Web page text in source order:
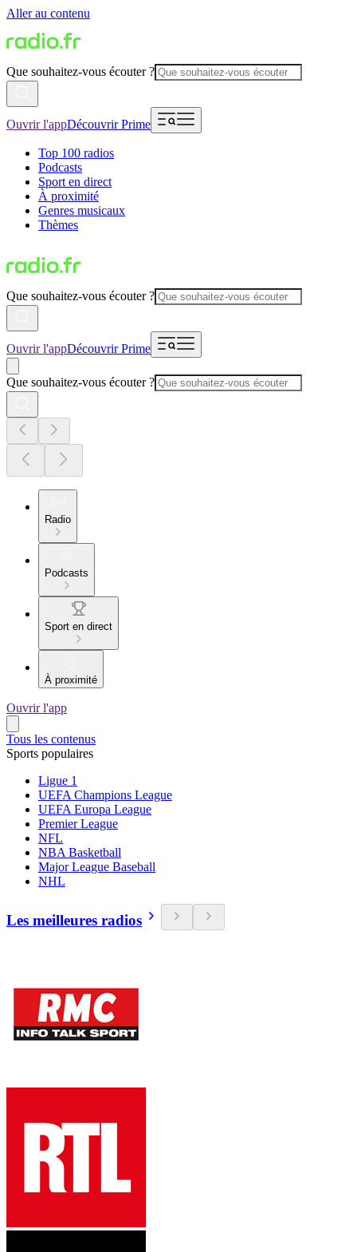
Aller au contenu
Que souhaitez-vous écouter ?
Ouvrir l'appDécouvrir Prime
Top 100 radios
Podcasts
Sport en direct
À proximité
Genres musicaux
Thèmes
Que souhaitez-vous écouter ?
Ouvrir l'appDécouvrir Prime
Que souhaitez-vous écouter ?
Radio
Podcasts
Sport en direct
À proximité
Ouvrir l'app
Tous les contenus
Sports populaires
Ligue 1
UEFA Champions League
UEFA Europa League
Premier League
NFL
NBA Basketball
Major League Baseball
NHL
Les meilleures radios